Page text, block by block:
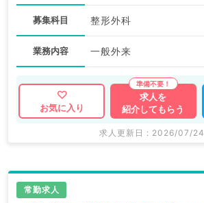
募集科目 整形外科
業務内容 一般外来
お気に入り
求人を
紹介してもらう
求人更新日 : 2026/07/24
常勤求人